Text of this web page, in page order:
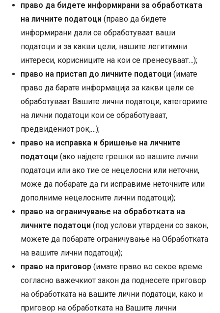
право да бидете информирани за обработката
на личните податоци (право да бидете
информирани дали се обработуваат ваши
податоци и за какви цели, нашите легитимни
интереси, корисниците на кои се пренесуваат…);
право на пристап до личните податоци (имате
право да барате информација за какви цели се
обработуваат Вашите лични податоци, категориите
на лични податоци кои се обработуваат,
предвидениот рок,…);
право на исправка и бришење на личните
податоци (ако најдете грешки во вашите лични
податоци или ако тие се нецелосни или неточни,
може да побарате да ги исправиме неточните или
дополниме нецелосните лични податоци);
право на ограничување на обработката на
личните податоци (под услови утврдени со закон,
можете да побарате ограничување на Обработката
на вашите лични податоци);
право на приговор (имате право во секое време
согласно важечкиот закон да поднесете приговор
на обработката на вашите лични податоци, како и
приговор на обработката на Вашите лични